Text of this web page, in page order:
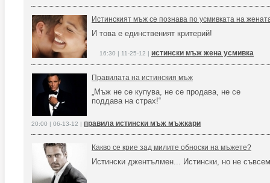
Истинският мъж се познава по усмивката на
И това е единственият критерий!
16:30 | 11-25-12 | истински мъж жена усмивка
Правилата на истинския мъж
„Мъж не се купува, не се продава, не се
поддава на страх!“
20:00 | 06-13-12 | правила истински мъж мъжкари
Какво се крие зад милите обноски на мъжете?
Истински джентълмен... Истински, но не